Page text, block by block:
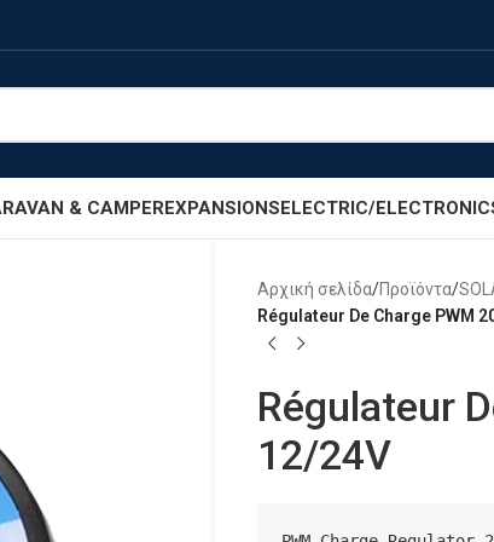
& CAMPEREXPANSIONSELECTRIC/ELECTRONIC
Αρχική σελίδα/Προϊόντα/
Régulateur De Charge PWM
Régulateur
12/24V